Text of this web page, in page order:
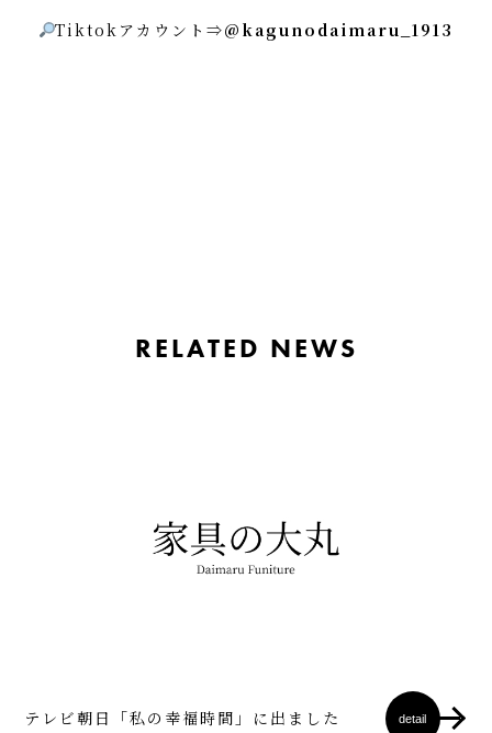
Tiktokアカウント⇒@kagunodaimaru_1913
RELATED NEWS
テレビ朝日「私の幸福時間」に出ました detail